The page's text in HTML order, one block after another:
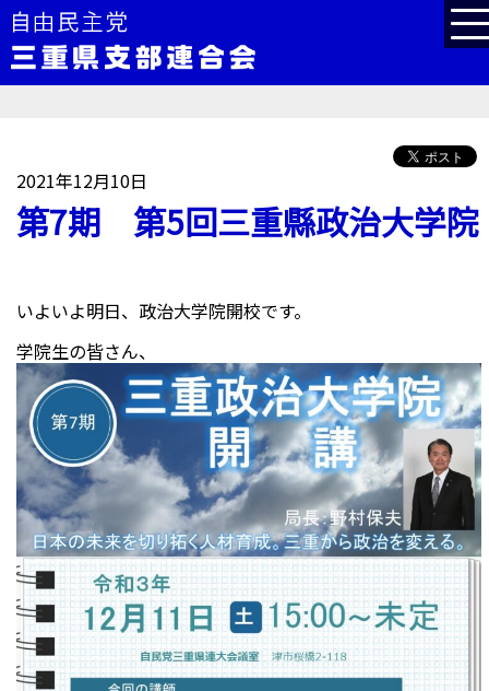
2021年12月10日
第7期 第5回三重縣政治大学院
いよいよ明日、政治大学院開校です。
学院生の皆さん、